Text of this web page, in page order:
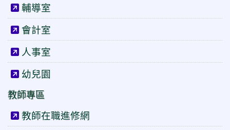
輔導室
會計室
人事室
幼兒園
教師專區
教師在職進修網